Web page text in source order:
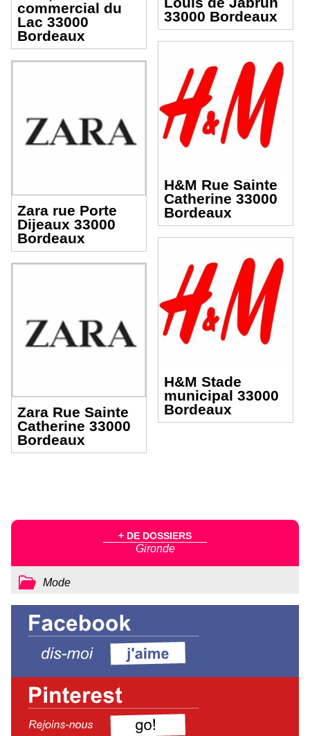
commercial du
Lac 33000
Bordeaux
Zara rue Porte
Dijeaux 33000
Bordeaux
Zara Rue Sainte
Catherine 33000
Bordeaux
33000 Bordeaux
H&M Rue Sainte
Catherine 33000
Bordeaux
H&M Stade
municipal 33000
Bordeaux
+ DE DOSSIERS
Gironde
Mode